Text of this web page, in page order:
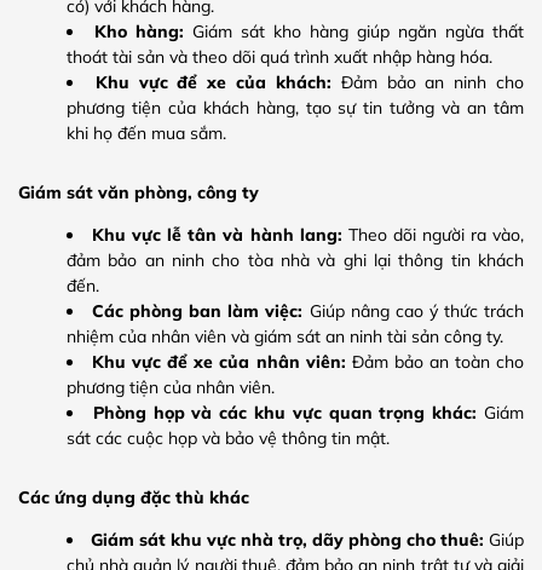
có) với khách hàng.
Kho hàng: Giám sát kho hàng giúp ngăn ngừa thất
thoát tài sản và theo dõi quá trình xuất nhập hàng hóa.
Khu vực để xe của khách: Đảm bảo an ninh cho
phương tiện của khách hàng, tạo sự tin tưởng và an tâm
khi họ đến mua sắm.
Giám sát văn phòng, công ty
Khu vực lễ tân và hành lang: Theo dõi người ra vào,
đảm bảo an ninh cho tòa nhà và ghi lại thông tin khách
đến.
Các phòng ban làm việc: Giúp nâng cao ý thức trách
nhiệm của nhân viên và giám sát an ninh tài sản công ty.
Khu vực để xe của nhân viên: Đảm bảo an toàn cho
phương tiện của nhân viên.
Phòng họp và các khu vực quan trọng khác: Giám
sát các cuộc họp và bảo vệ thông tin mật.
Các ứng dụng đặc thù khác
Giám sát khu vực nhà trọ, dãy phòng cho thuê: Giúp
chủ nhà quản lý người thuê, đảm bảo an ninh trật tự và giải